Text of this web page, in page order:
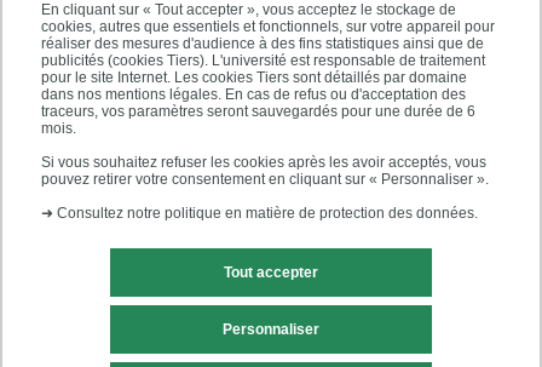
En cliquant sur « Tout accepter », vous acceptez le stockage de
cookies, autres que essentiels et fonctionnels, sur votre appareil pour
réaliser des mesures d'audience à des fins statistiques ainsi que de
publicités (cookies Tiers). L'université est responsable de traitement
pour le site Internet. Les cookies Tiers sont détaillés par domaine
dans nos mentions légales. En cas de refus ou d'acceptation des
traceurs, vos paramètres seront sauvegardés pour une durée de 6
mois.
Si vous souhaitez refuser les cookies après les avoir acceptés, vous
pouvez retirer votre consentement en cliquant sur « Personnaliser ».
➜ Consultez notre politique en matière de protection des données.
Tout accepter
Personnaliser
PRATIQUE
ACCÈS RAPIDES
Contact
Plan du site